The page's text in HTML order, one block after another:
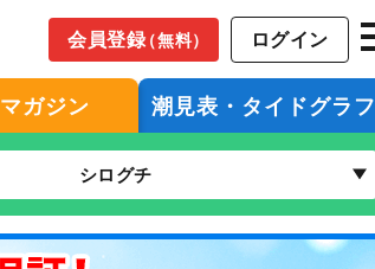
会員登録（無料） ログイン
マガジン 潮見表・タイドグラフ
シログチ